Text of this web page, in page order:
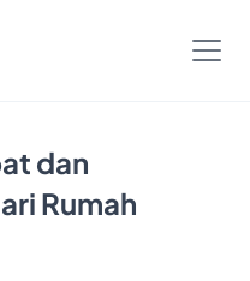
dan
Rumah